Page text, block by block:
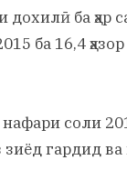
ба ҳар
ба 16,4
соли
гардид